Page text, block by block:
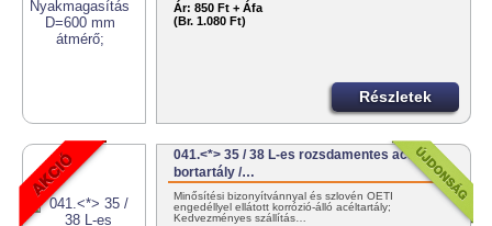
Ár: 850 Ft + Áfa
(Br. 1.080 Ft)
Részletek
041.<*> 35 / 38 L-es rozsdamentes acél
bortartály /…
Minősítési bizonyítvánnyal és szlovén OÉTI
engedéllyel ellátott korrózió-álló acéltartály;
Kedvezményes szállítás…